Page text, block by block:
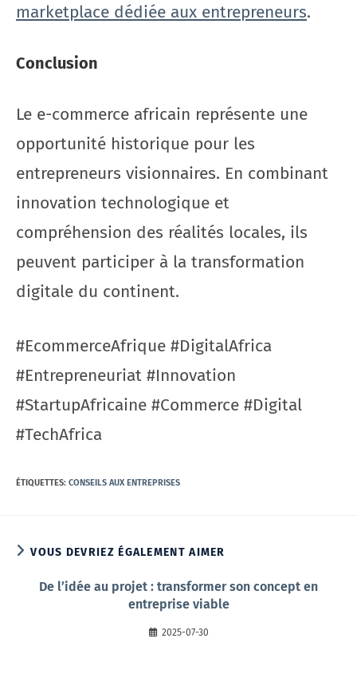
marketplace dédiée aux entrepreneurs.
Conclusion
Le e-commerce africain représente une
opportunité historique pour les
entrepreneurs visionnaires. En combinant
innovation technologique et
compréhension des réalités locales, ils
peuvent participer à la transformation
digitale du continent.
#EcommerceAfrique #DigitalAfrica
#Entrepreneuriat #Innovation
#StartupAfricaine #Commerce #Digital
#TechAfrica
ÉTIQUETTES: CONSEILS AUX ENTREPRISES
VOUS DEVRIEZ ÉGALEMENT AIMER
De l’idée au projet : transformer son concept en
entreprise viable
2025-07-30